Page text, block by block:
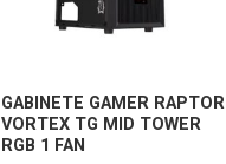
GABINETE GAMER RAPTOR
VORTEX TG MID TOWER
RGB 1 FAN